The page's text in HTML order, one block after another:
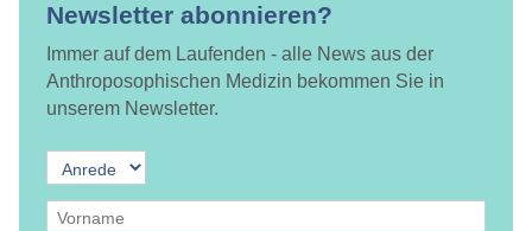
Newsletter abonnieren?
Immer auf dem Laufenden - alle News aus der
Anthroposophischen Medizin bekommen Sie in
unserem Newsletter.